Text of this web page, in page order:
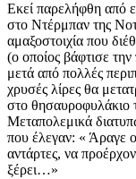
Εκεί παρελήφθη από
στο Ντέρμπαν της
αμαξοστοιχία που
(ο οποίος βάφτισε
μετά από πολλές
χρυσές λίρες θα
στο θησαυροφυλάκιο
Μεταπολεμικά
που έλεγαν: « Άραγε
αντάρτες, να
ξέρει…»